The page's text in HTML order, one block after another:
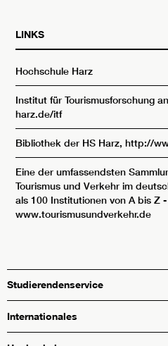
LINKS
Hochschule Harz
Institut für Tourismusforschung
harz.de/itf
Bibliothek der HS Harz, http://
Eine der umfassendsten
Tourismus und Verkehr im
als 100 Institutionen von A bis Z
www.tourismusundverkehr.de
Studierendenservice
Internationales